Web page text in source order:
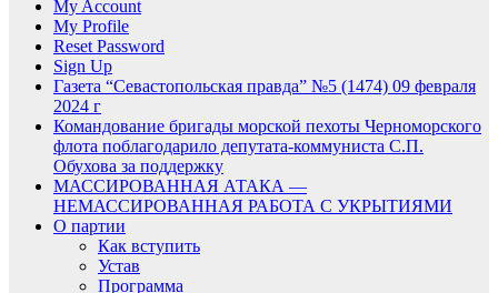
My Account
My Profile
Reset Password
Sign Up
Газета “Севастопольская правда” №5 (1474) 09 февраля
2024 г
Командование бригады морской пехоты Черноморского
флота поблагодарило депутата-коммуниста С.П.
Обухова за поддержку
МАССИРОВАННАЯ АТАКА —
НЕМАССИРОВАННАЯ РАБОТА С УКРЫТИЯМИ
О партии
Как вступить
Устав
Программа